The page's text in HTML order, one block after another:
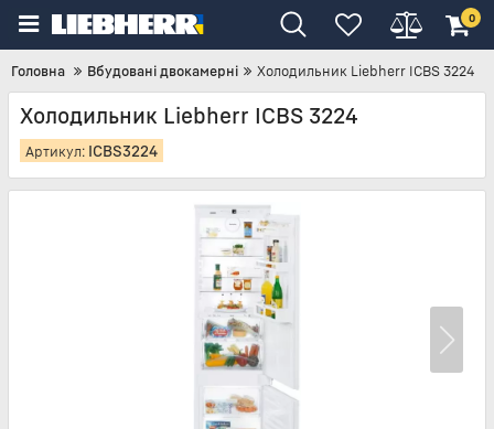
0
Головна Вбудовані двокамерні Холодильник Liebherr ICBS 3224
Холодильник Liebherr ICBS 3224
Артикул: ICBS3224